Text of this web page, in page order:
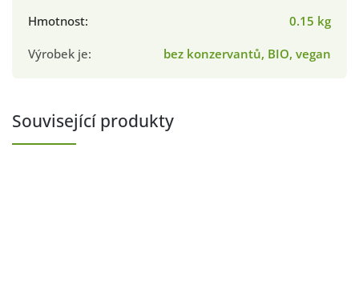
Hmotnost:
0.15 kg
Výrobek je: bez konzervantů, BIO, vegan
Související produkty